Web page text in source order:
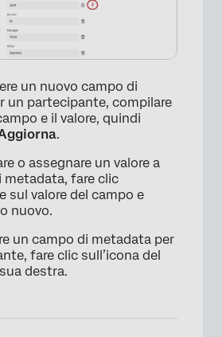
×
un nuovo campo di
un partecipante, compilare
e il valore, quindi
.
o assegnare un valore a
metadata, fare clic
sul valore del campo e
nuovo.
un campo di metadata per
fare clic sull’icona del
destra.